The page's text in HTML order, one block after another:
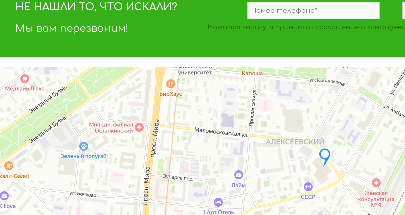
НЕ НАШЛИ ТО, ЧТО ИСКАЛИ?
Мы вам перезвоним!
Нажимая кнопку, я принимаю соглашение о